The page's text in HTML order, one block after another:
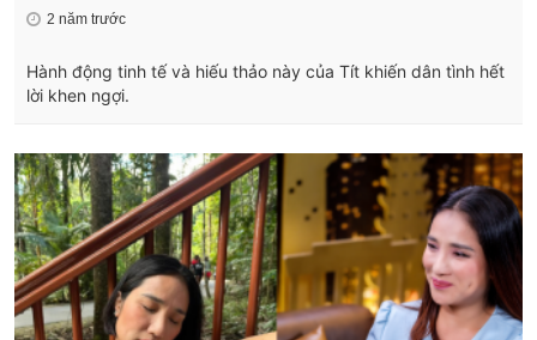
2 năm trước
Hành động tinh tế và hiếu thảo này của Tít khiến dân tình hết
lời khen ngợi.